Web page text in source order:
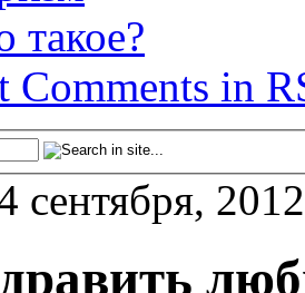
такое?
Comments in
сентября, 2012